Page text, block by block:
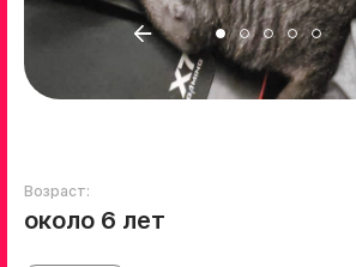
Возраст:
около 6 лет